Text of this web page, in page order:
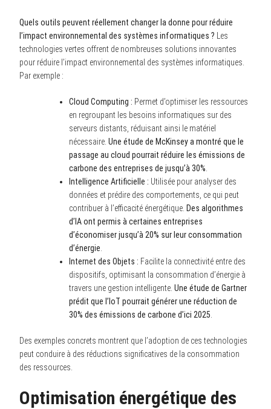
Quels outils peuvent réellement changer la donne pour réduire
l’impact environnemental des systèmes informatiques ? Les
technologies vertes offrent de nombreuses solutions innovantes
pour réduire l’impact environnemental des systèmes informatiques.
Par exemple :
Cloud Computing : Permet d’optimiser les ressources
en regroupant les besoins informatiques sur des
serveurs distants, réduisant ainsi le matériel
nécessaire. Une étude de McKinsey a montré que le
passage au cloud pourrait réduire les émissions de
carbone des entreprises de jusqu’à 30%
Intelligence Artificielle : Utilisée pour analyser des
données et prédire des comportements, ce qui peut
contribuer à l’efficacité énergétique. Des algorithmes
d’IA ont permis à certaines entreprises
d’économiser jusqu’à 20% sur leur consommation
d’énergie
Internet des Objets : Facilite la connectivité entre des
dispositifs, optimisant la consommation d’énergie à
travers une gestion intelligente. Une étude de Gartner
prédit que l’IoT pourrait générer une réduction de
30% des émissions de carbone d’ici 2025
Des exemples concrets montrent que l’adoption de ces technologies
peut conduire à des réductions significatives de la consommation
des ressources.
Optimisation énergétique des